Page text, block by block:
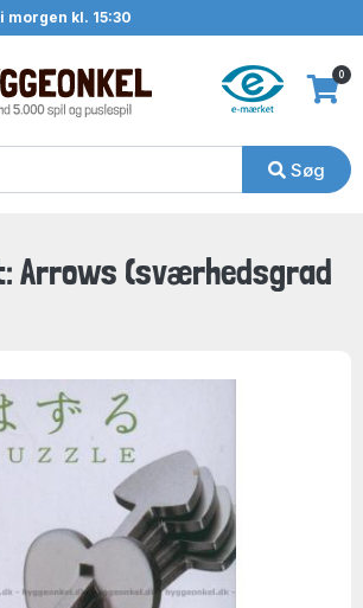
i morgen kl. 15:30
Søg
0
Arrows (sværhedsgrad